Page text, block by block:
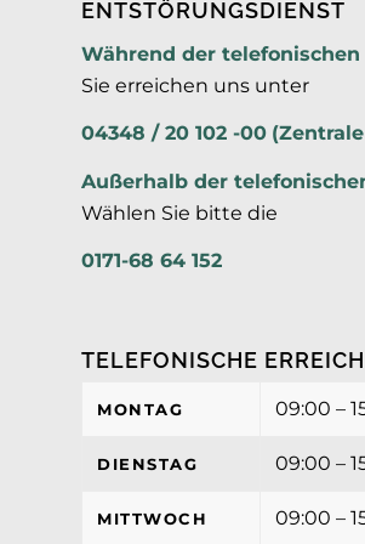
ENTSTÖRUNGSDIENST
Während der
Sie erreichen uns unter
04348 / 20 102 -00
Außerhalb der
Wählen Sie bitte die
0171-68 64 152
TELEFONISCHE
MONTAG 09:00 –
DIENSTAG 09:00 –
MITTWOCH 09:00 –